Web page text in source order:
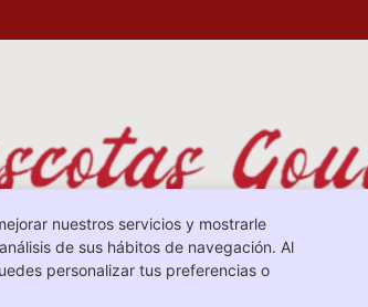
nuestros servicios y mostrarle
de sus hábitos de navegación. Al
personalizar tus preferencias o
© Todos los derechos reservados. 2024